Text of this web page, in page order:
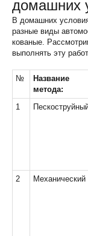
домашних
В домашних
разные виды
кованые.
выполнять эту
№
Название
метода:
1
2
Механический